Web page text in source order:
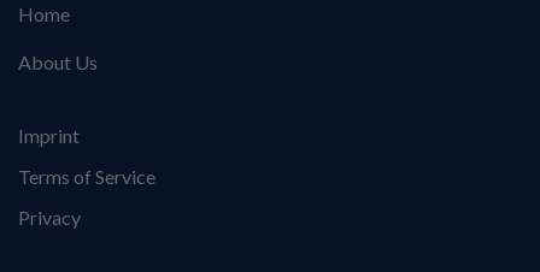
Home
About Us
Imprint
Terms of Service
Privacy